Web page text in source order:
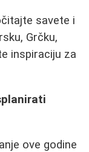
savete i
Grčku,
inspiraciju za
ove godine